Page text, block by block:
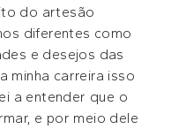
do artesão
diferentes como
e desejos das
minha carreira isso
a entender que o
e por meio dele